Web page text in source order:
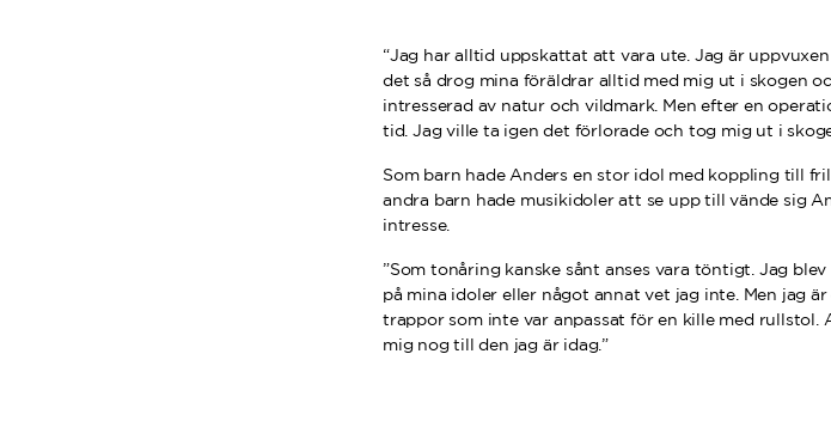
“Jag har alltid uppskattat att vara ute. Jag är
det så drog mina föräldrar alltid med mig ut i skogen
intresserad av natur och vildmark. Men efter en
tid. Jag ville ta igen det förlorade och tog mig ut i
Som barn hade Anders en stor idol med koppling till
andra barn hade musikidoler att se upp till vände sig
intresse.
”Som tonåring kanske sånt anses vara töntigt. Jag
på mina idoler eller något annat vet jag inte. Men jag
trappor som inte var anpassat för en kille med
mig nog till den jag är idag.”